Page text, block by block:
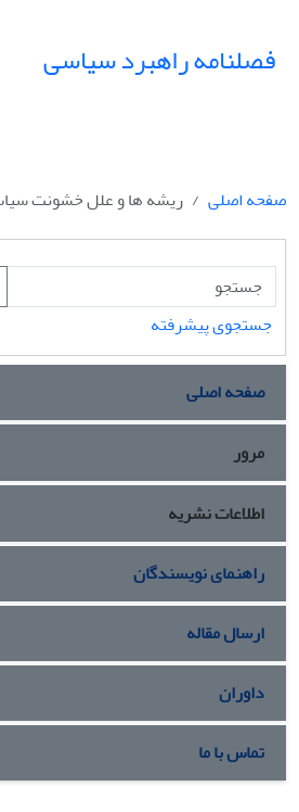
فصلنامه راهبرد سیاسی
صفحه اصلی ریشه ها و علل خشونت
جستجوی پیشرفته
صفحه اصلی
مرور
اطلاعات نشریه
راهنمای نویسندگان
ارسال مقاله
داوران
تماس با ما